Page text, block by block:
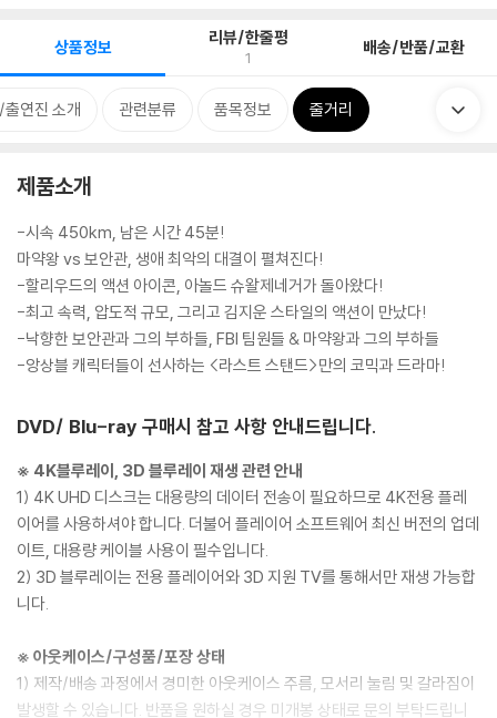
상품정보 리뷰/한줄평
1 배송/반품/교환
연진 소개 관련분류 품목정보 줄거리
제품소개
-시속 450km, 남은 시간 45분!
마약왕 vs 보안관, 생애 최악의 대결이 펼쳐진다!
-할리우드의 액션 아이콘, 아놀드 슈왈제네거가 돌아왔다!
-최고 속력, 압도적 규모, 그리고 김지운 스타일의 액션이 만났다!
-낙향한 보안관과 그의 부하들, FBI 팀원들 & 마약왕과 그의 부하들
-앙상블 캐릭터들이 선사하는 <라스트 스탠드>만의 코믹과 드라마!
DVD/ Blu-ray 구매시 참고 사항 안내드립니다.
※ 4K블루레이, 3D 블루레이 재생 관련 안내
1) 4K UHD 디스크는 대용량의 데이터 전송이 필요하므로 4K전용 플레
이어를 사용하셔야 합니다. 더불어 플레이어 소프트웨어 최신 버전의 업데
이트, 대용량 케이블 사용이 필수입니다.
2) 3D 블루레이는 전용 플레이어와 3D 지원 TV를 통해서만 재생 가능합
니다.
※ 아웃케이스/구성품/포장 상태
1) 제작/배송 과정에서 경미한 아웃케이스 주름, 모서리 눌림 및 갈라짐이
발생할 수 있습니다. 반품을 원하실 경우 미개봉 상태로 문의 부탁드립니